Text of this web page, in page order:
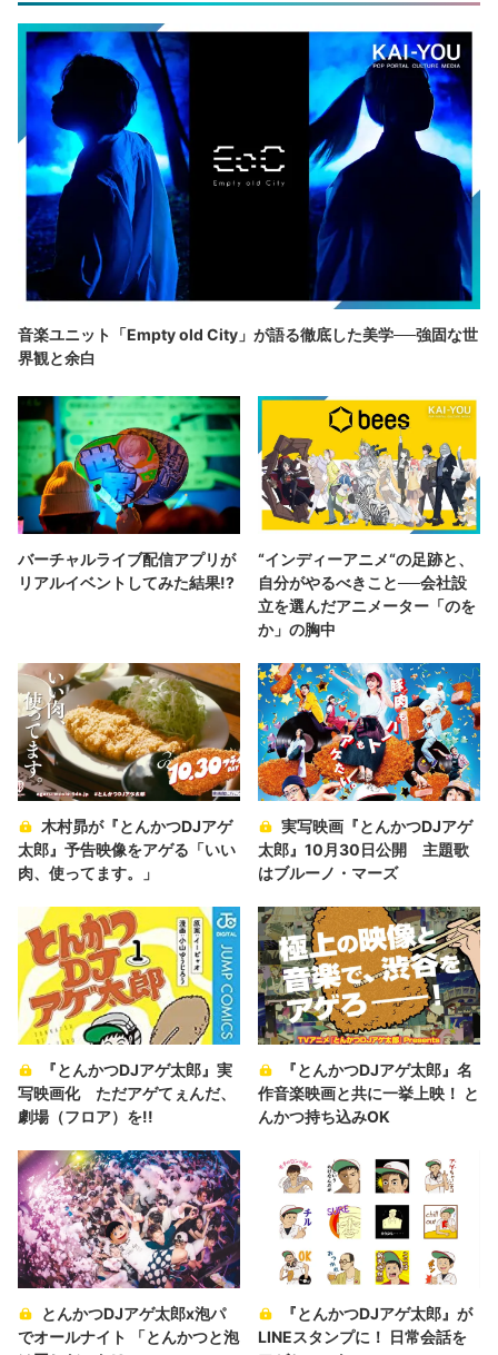
音楽ユニット「Empty old City」が語る徹底した美学──強固な世
界観と余白
バーチャルライブ配信アプリが
リアルイベントしてみた結果!?
“インディーアニメ“の足跡と、
自分がやるべきこと──会社設
立を選んだアニメーター「のを
か」の胸中
木村昴が『とんかつDJアゲ
太郎』予告映像をアゲる「いい
肉、使ってます。」
実写映画『とんかつDJアゲ
太郎』10月30日公開 主題歌
はブルーノ・マーズ
『とんかつDJアゲ太郎』実
写映画化 ただアゲてぇんだ、
劇場（フロア）を!!
『とんかつDJアゲ太郎』名
作音楽映画と共に一挙上映！ と
んかつ持ち込みOK
とんかつDJアゲ太郎x泡パ
でオールナイト 「とんかつと泡
『とんかつDJアゲ太郎』が
LINEスタンプに！ 日常会話を